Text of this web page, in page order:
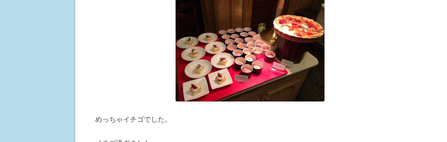
めっちゃイチゴでした。